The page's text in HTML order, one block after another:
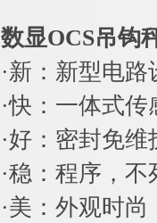
数显OCS吊钩
·新：新型电
·快：一体式
·好：密封免
·稳：程序，
·美：外观时尚